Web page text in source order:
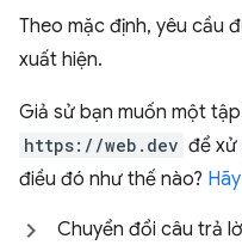
Theo mặc định, yêu cầu
xuất hiện.
Giả sử bạn muốn một
https://web.dev để xử
điều đó như thế nào?
Chuyển đổi câu trả